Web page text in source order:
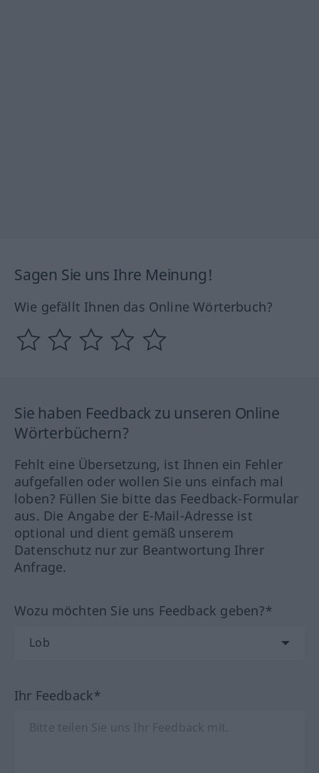
Sagen Sie uns Ihre Meinung!
Wie gefällt Ihnen das Online Wörterbuch?
Sie haben Feedback zu unseren Online
Wörterbüchern?
Fehlt eine Übersetzung, ist Ihnen ein Fehler
aufgefallen oder wollen Sie uns einfach mal
loben? Füllen Sie bitte das Feedback-Formular
aus. Die Angabe der E-Mail-Adresse ist
optional und dient gemäß unserem
Datenschutz nur zur Beantwortung Ihrer
Anfrage.
Wozu möchten Sie uns Feedback geben?*
Ihr Feedback*